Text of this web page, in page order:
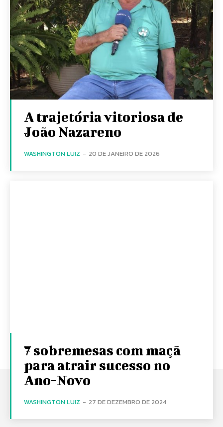
A trajetória vitoriosa de
João Nazareno
WASHINGTON LUIZ - 20 DE JANEIRO DE 2026
7 sobremesas com maçã
para atrair sucesso no
Ano-Novo
WASHINGTON LUIZ - 27 DE DEZEMBRO DE 2024